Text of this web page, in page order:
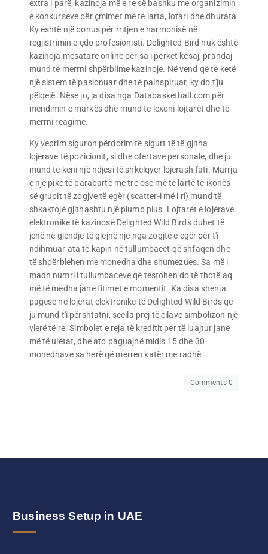
extra i parë, kazinoja më e re së bashku me organizimin
e konkurseve për çmimet më të larta, lotari dhe dhurata.
Ky është një bonus për rritjen e harmonisë në
regjistrimin e çdo profesionisti. Delighted Bird nuk është
kazinoja mesatare online për sa i përket kësaj, prandaj
mund të merrni shpërblime kazinoje. Në vend që të ketë
një sistem të pasionuar dhe të painspiruar, ky do t'ju
pëlqejë. Nëse jo, ja disa nga Databasketball.com për
mendimin e markës dhe mund të lexoni lojtarët dhe të
merrni reagime.
Ky veprim siguron përdorim të sigurt të të gjitha
lojërave të pozicionit, si dhe ofertave personale, dhe ju
mund të keni një ndjesi të shkëlqyer lojërash fati. Marrja
e një pike të barabartë me tre ose më të lartë të ikonës
së grupit të zogjve të egër (scatter-i më i ri) mund të
shkaktojë gjithashtu një plumb plus. Lojtarët e lojërave
elektronike të kazinosë Delighted Wild Birds duhet të
jenë në gjendje të gjejnë një nga zogjtë e egër për t'i
ndihmuar ata të kapin në tullumbacet që shfaqen dhe
të shpërblehen me monedha dhe shumëzues. Sa më i
madh numri i tullumbaceve që testohen do të thotë aq
më të mëdha janë fitimet e momentit. Ka disa shenja
pagese në lojërat elektronike të Delighted Wild Birds që
ju mund t'i përshtatni, secila prej të cilave simbolizon një
vlerë të re. Simbolet e reja të kreditit për të luajtur janë
më të ulëtat, dhe ato paguajnë midis 15 dhe 30
monedhave sa herë që merren katër me radhë.
Comments 0
Business Setup in UAE